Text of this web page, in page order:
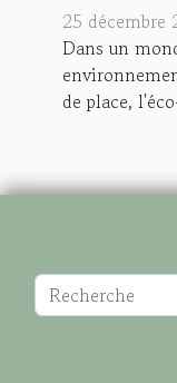
produits
25 décembre
Dans un
de place,